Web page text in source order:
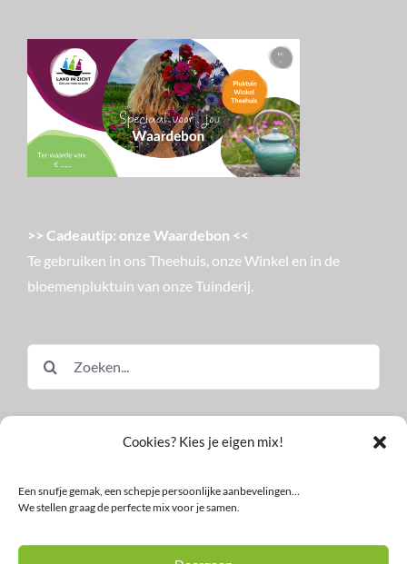
Cookies? Kies je eigen mix!
Een snufje gemak, een schepje persoonlijke aanbevelingen…
We stellen graag de perfecte mix voor je samen.
>> Cadeautip: onze Waardebon <<
Te gebruiken in ons Theehuis, onze Winkel en in de
bloemenpluktuin van onze Tuinderij.
naar: